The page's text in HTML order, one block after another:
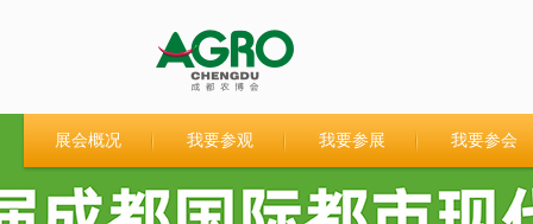
展会概况 我要参观 我要参展 我要参会